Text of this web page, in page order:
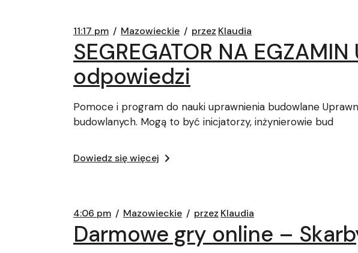
11:17 pm Mazowieckie przez Klaudia
SEGREGATOR NA
odpowiedzi
Pomoce i program do nauki uprawnienia budowlane
budowlanych. Mogą to być inicjatorzy, inżynierowie bud
Dowiedz się więcej
4:06 pm Mazowieckie przez Klaudia
Darmowe gry online –